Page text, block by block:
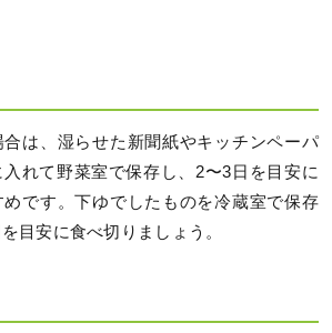
は、湿らせた新聞紙やキッチンペーパ
れて野菜室で保存し、2〜3日を目安に
です。下ゆでしたものを冷蔵室で保存
目安に食べ切りましょう。